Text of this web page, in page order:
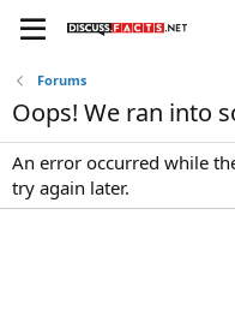
Forums
Oops! We ran into
An error occurred while
try again later.